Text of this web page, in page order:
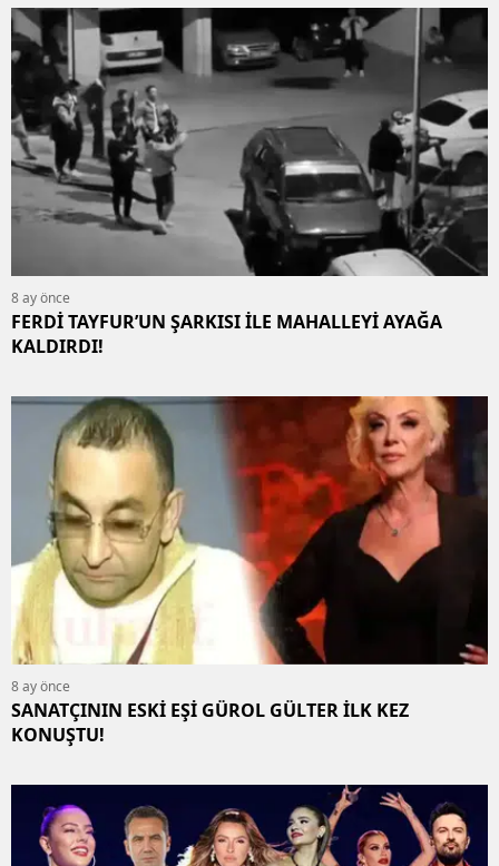
8 ay önce
FERDİ TAYFUR’UN ŞARKISI İLE MAHALLEYİ AYAĞA
KALDIRDI!
8 ay önce
SANATÇININ ESKİ EŞİ GÜROL GÜLTER İLK KEZ
KONUŞTU!